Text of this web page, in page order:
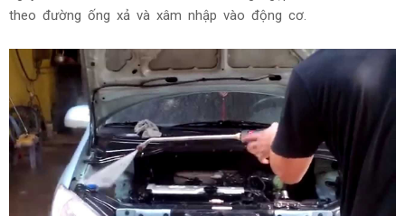
theo đường ống xả và xâm nhập vào động cơ.